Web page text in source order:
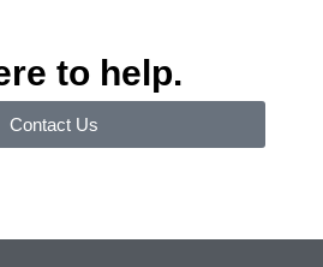
to help.
Contact Us